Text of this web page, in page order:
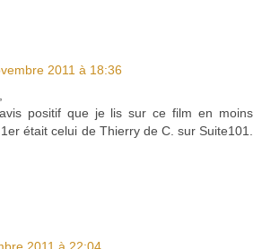
2011 à 18:36
positif que je lis sur ce film en moins
était celui de Thierry de C. sur Suite101.